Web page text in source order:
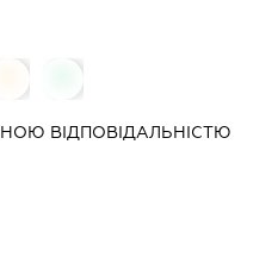
ВІДПОВІДАЛЬНІСТЮ